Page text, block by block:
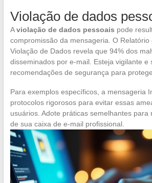
Violação de dados
Aviolação de dados pessoais pode
compromissão da mensageria. O Relatório
Violação de Dados revela que 94% dos
disseminados por e-mail. Esteja vigilante e
recomendações de segurança para
Para exemplos específicos, a mensageria
protocolos rigorosos para evitar essas
usuários. Adote práticas semelhantes para
de sua caixa de e-mail profissional.